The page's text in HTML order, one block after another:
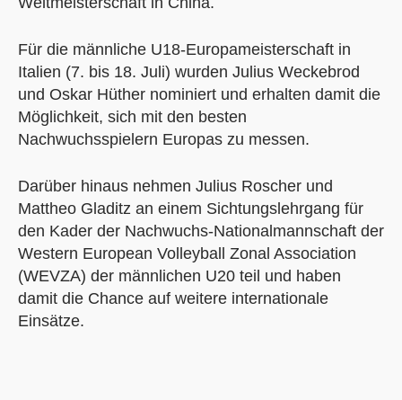
Für die männliche U18-Europameisterschaft in
Italien (7. bis 18. Juli) wurden Julius Weckebrod
und Oskar Hüther nominiert und erhalten damit die
Möglichkeit, sich mit den besten
Nachwuchsspielern Europas zu messen.
Darüber hinaus nehmen Julius Roscher und
Mattheo Gladitz an einem Sichtungslehrgang für
den Kader der Nachwuchs-Nationalmannschaft der
Western European Volleyball Zonal Association
(WEVZA) der männlichen U20 teil und haben
damit die Chance auf weitere internationale
Einsätze.